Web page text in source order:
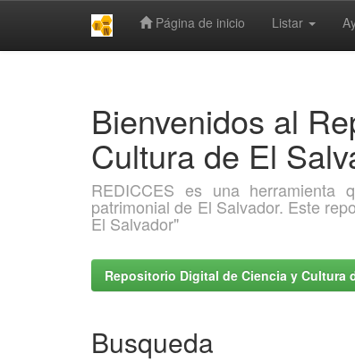
Página de inicio Listar
Bienvenidos al
Cultura de El
REDICCES es una herramienta
patrimonial de El Salvador. Este
El Salvador"
Repositorio Digital de Ciencia y Cultura
Busqueda